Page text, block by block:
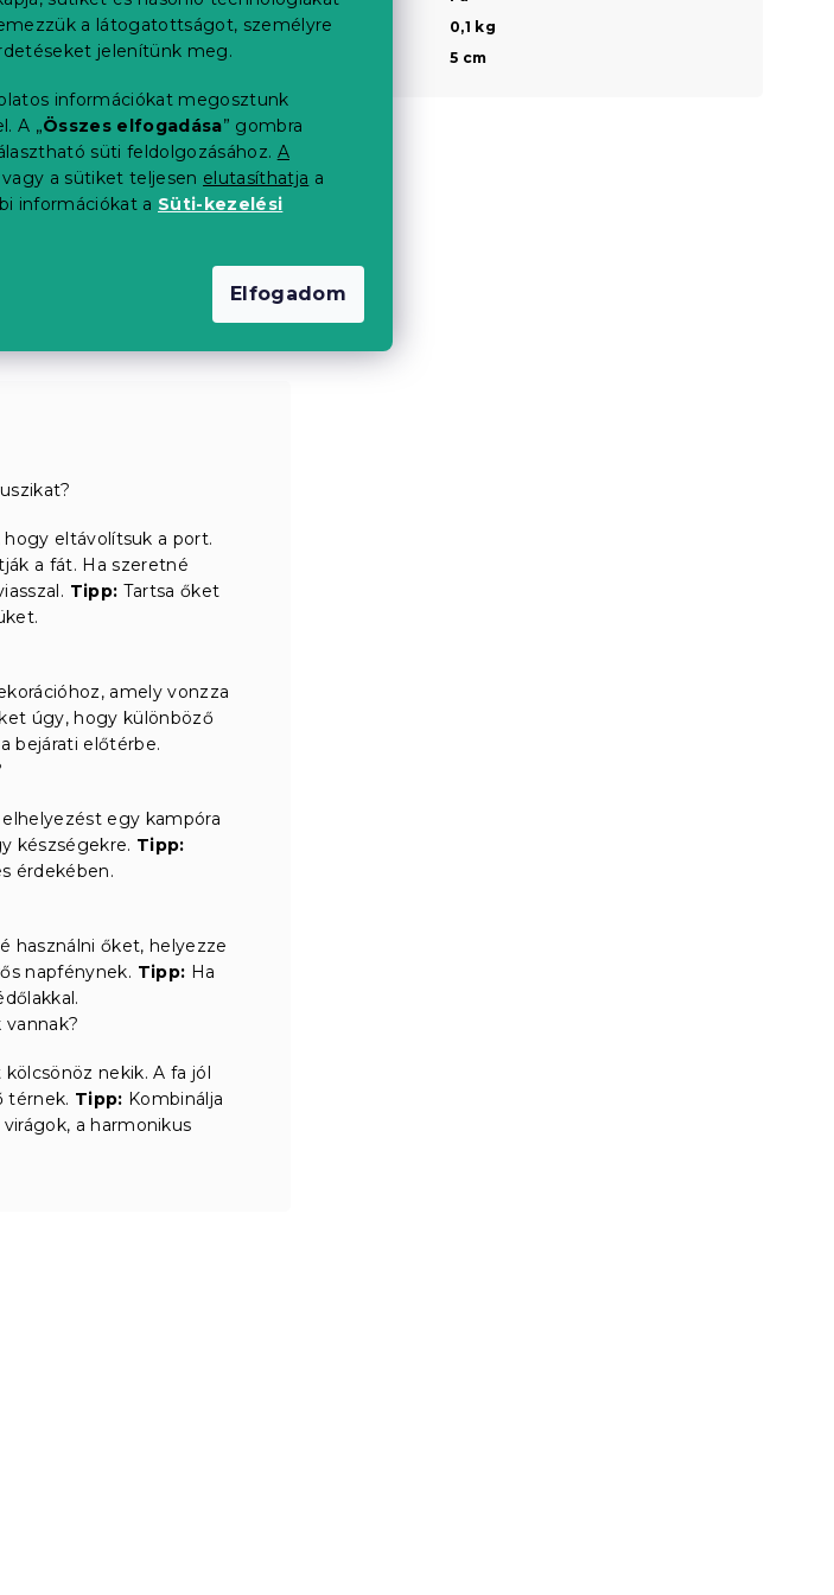
a látogatottságot, személyre
jelenítünk meg.
információkat megosztunk
A „Összes elfogadása” gombra
süti feldolgozásához. A
a sütiket teljesen elutasíthatja a
információkat a Süti-kezelési
Elfogadom
hogy eltávolítsuk a port.
a fát. Ha szeretné
Tipp: Tartsa őket
amely vonzza
úgy, hogy különböző
bejárati előtérbe.
egy kampóra
készségekre. Tipp:
érdekében.
használni őket, helyezze
napfénynek. Tipp: Ha
nekik. A fa jól
térnek. Tipp: Kombinálja
a harmonikus
Súly
0,1 kg
5 cm